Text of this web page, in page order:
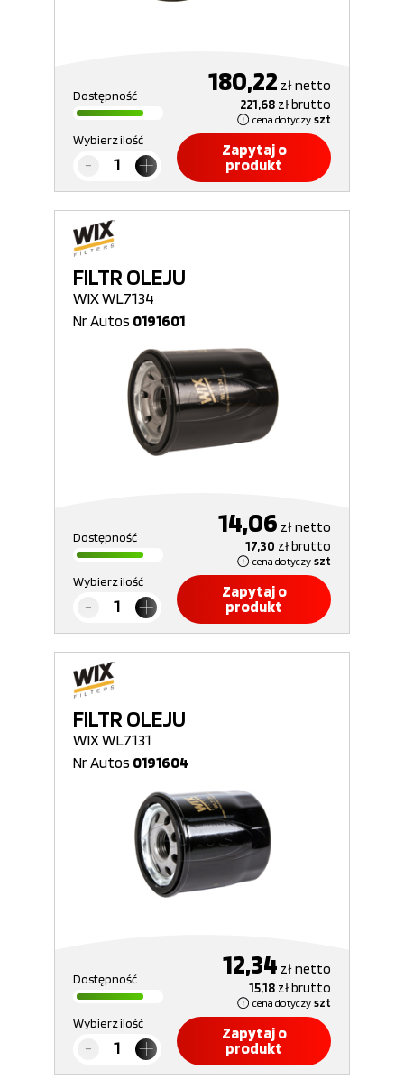
Dostępność 180,22 złnetto
221,68 złbrutto
cena dotyczy szt
Wybierz ilość
Zapytaj o
produkt
FILTR OLEJU
WIX WL7134
Nr Autos 0191601
Dostępność 14,06 złnetto
17,30 złbrutto
cena dotyczy szt
Wybierz ilość
Zapytaj o
produkt
FILTR OLEJU
WIX WL7131
Nr Autos 0191604
Dostępność 12,34 złnetto
15,18 złbrutto
cena dotyczy szt
Wybierz ilość
Zapytaj o
produkt